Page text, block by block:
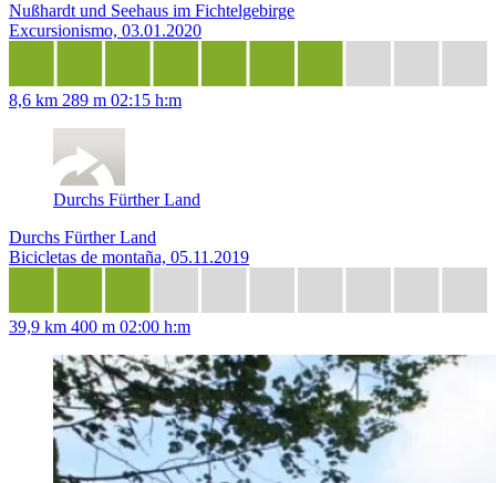
Nußhardt und Seehaus im Fichtelgebirge
Excursionismo, 03.01.2020
8,6 km 289 m 02:15 h:m
Durchs Fürther Land
Durchs Fürther Land
Bicicletas de montaña, 05.11.2019
39,9 km 400 m 02:00 h:m